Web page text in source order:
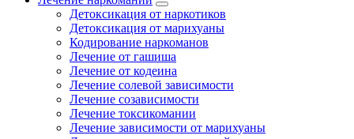
Детоксикация от наркотиков
Детоксикация от марихуаны
Кодирование наркоманов
Лечение от гашиша
Лечение от кодеина
Лечение солевой зависимости
Лечение созависимости
Лечение токсикомании
Лечение зависимости от марихуаны